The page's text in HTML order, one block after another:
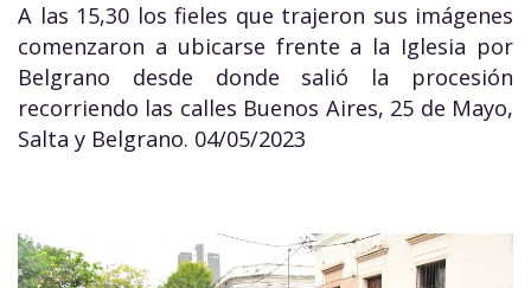
A las 15,30 los fieles que trajeron sus imágenes
comenzaron a ubicarse frente a la Iglesia por
Belgrano desde donde salió la procesión
recorriendo las calles Buenos Aires, 25 de Mayo,
Salta y Belgrano. 04/05/2023